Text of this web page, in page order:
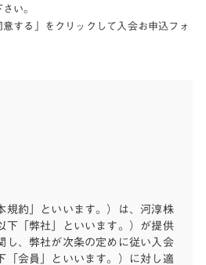
い。
する」をクリックして入会お申込フォ
規約」といいます。）は、河淳株
下「弊社」といいます。）が提供
し、弊社が次条の定めに従い入会
「会員」といいます。）に対し適